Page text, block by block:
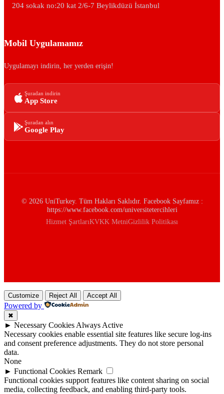
204 sokak no:20 kat 2/6-7 Beylikdüzü İstanbul
Mobil Uygulamamız
Uygulamayı indirin, her yerden erişin!
Şuradan indirin
App Store
Şuradan alın
Google Play
© 2026 UniTurkey. Tüm Hakları Saklıdır. Facebook Sayfamız :
https://www.facebook.com/universitetercihleri
Hizmet ŞartlarıKVKK MetniGizlilik Politikası
Customize Reject All Accept All
Powered by
✖
► Necessary Cookies Always Active
Necessary cookies enable essential site features like secure log-ins
and consent preference adjustments. They do not store personal
data.
None
► Functional Cookies Remark
Functional cookies support features like content sharing on social
media, collecting feedback, and enabling third-party tools.